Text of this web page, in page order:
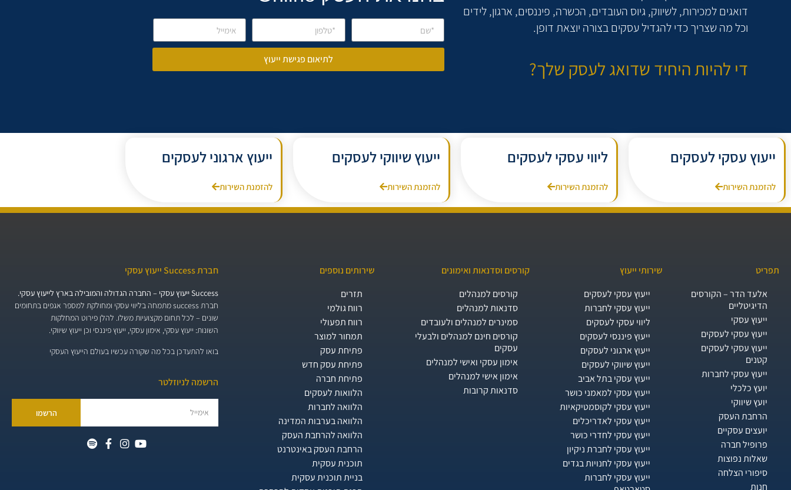
דואגים למכירות, לשיווק, גיוס העובדים, הכשרה, פיננסים, ארגון, לידים
וכל מה שצריך כדי להגדיל עסקים בצורה יוצאת דופן.
די להיות היחיד שדואג לעסק שלך? לתיאום פגישת ייעוץ
ייעוץ עסקי לעסקים
להזמנת השירות
ליווי עסקי לעסקים
להזמנת השירות
ייעוץ שיווקי לעסקים
להזמנת השירות
ייעוץ ארגוני לעסקים
להזמנת השירות
תפריט
אלעד הדר – הקורסים
הדיגיטליים
ייעוץ עסקי
ייעוץ עסקי לעסקים
ייעוץ עסקי לעסקים
קטנים
ייעוץ עסקי לחברות
יועץ כלכלי
יועץ שיווקי
הרחבת העסק​
יועצים עסקיים
פרופיל חברה
שאלות נפוצות
סיפורי הצלחה
חנות
שירותי ייעוץ
ייעוץ עסקי לעסקים
ייעוץ עסקי לחברות
ליווי עסקי לעסקים
ייעוץ פיננסי לעסקים
ייעוץ ארגוני לעסקים
ייעוץ שיווקי לעסקים
ייעוץ עסקי בתל אביב
ייעוץ עסקי למאמני כושר
ייעוץ עסקי לקוסמטיקאיות
ייעוץ עסקי לאדריכלים
ייעוץ עסקי לחדרי כושר
ייעוץ עסקי לחברת ניקיון
ייעוץ עסקי לחנויות בגדים
ייעוץ עסקי לחברות
קורסים וסדנאות ואימונים
קורסים למנהלים
סדנאות למנהלים
סמינרים למנהלים ולעובדים
קורסים חינם למנהלים ולבעלי
עסקים
אימון עסקי ואישי למנהלים
אימון אישי למנהלים
סדנאות קרובות
שירותים נוספים
תזרים
רווח גולמי
רווח תפעולי
תמחור למוצר
פתיחת עסק
פתיחת עסק חדש
פתיחת חברה
הלוואות לעסקים​
הלוואה לחברות
הלוואה בערבות המדינה
הלוואה להרחבת העסק
הרחבת העסק באינטרנט
תוכנית עסקית
בניית תוכנית עסקית
חברת Success ייעוץ עסקי
Success ייעוץ עסקי – החברה הגדולה והמובילה בארץ לייעוץ עסקי.
חברת success מתמחה בליווי עסקי ומחולקת למספר אגפים בתחומים
שונים – לכל תחום מקצועיות משלו. להלן פירוט המחלקות
השונות: ייעוץ עסקי, אימון עסקי, ייעוץ פיננסי וכן ייעוץ שיווקי.
בואו להתעדכן בכל מה שקורה עכשיו בעולם הייעוץ העסקי
הרשמה לניוזלטר
הרשמו